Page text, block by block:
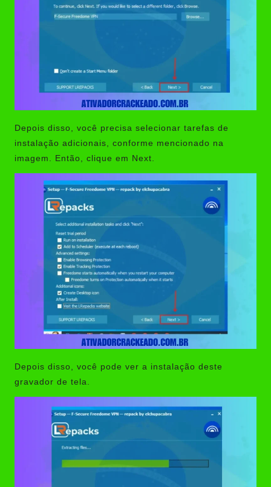
Depois disso, você precisa selecionar tarefas de
instalação adicionais, conforme mencionado na
imagem. Então, clique em Next.
Depois disso, você pode ver a instalação deste
gravador de tela.